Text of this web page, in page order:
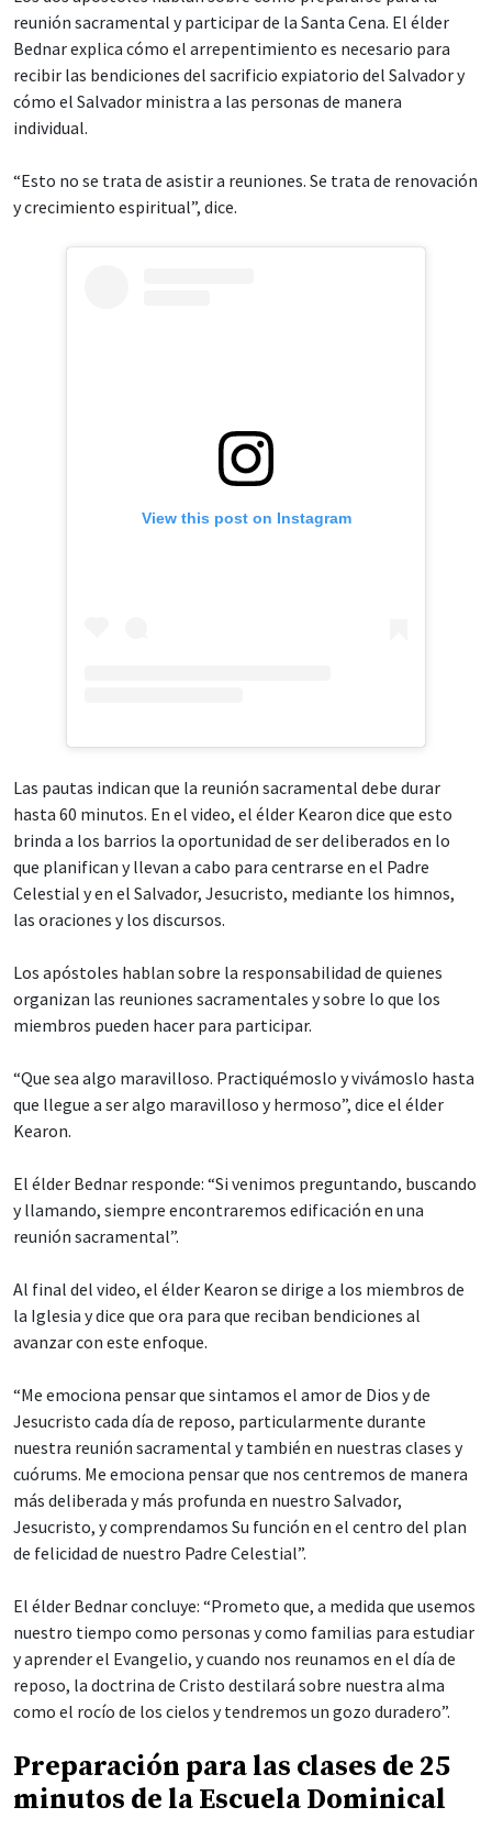
reunión sacramental y participar de la Santa Cena. El élder
Bednar explica cómo el arrepentimiento es necesario para
recibir las bendiciones del sacrificio expiatorio del Salvador y
cómo el Salvador ministra a las personas de manera
individual.
“Esto no se trata de asistir a reuniones. Se trata de renovación
y crecimiento espiritual”, dice.
View this post on Instagram
Las pautas indican que la reunión sacramental debe durar
hasta 60 minutos. En el video, el élder Kearon dice que esto
brinda a los barrios la oportunidad de ser deliberados en lo
que planifican y llevan a cabo para centrarse en el Padre
Celestial y en el Salvador, Jesucristo, mediante los himnos,
las oraciones y los discursos.
Los apóstoles hablan sobre la responsabilidad de quienes
organizan las reuniones sacramentales y sobre lo que los
miembros pueden hacer para participar.
“Que sea algo maravilloso. Practiquémoslo y vivámoslo hasta
que llegue a ser algo maravilloso y hermoso”, dice el élder
Kearon.
El élder Bednar responde: “Si venimos preguntando, buscando
y llamando, siempre encontraremos edificación en una
reunión sacramental”.
Al final del video, el élder Kearon se dirige a los miembros de
la Iglesia y dice que ora para que reciban bendiciones al
avanzar con este enfoque.
“Me emociona pensar que sintamos el amor de Dios y de
Jesucristo cada día de reposo, particularmente durante
nuestra reunión sacramental y también en nuestras clases y
cuórums. Me emociona pensar que nos centremos de manera
más deliberada y más profunda en nuestro Salvador,
Jesucristo, y comprendamos Su función en el centro del plan
de felicidad de nuestro Padre Celestial”.
El élder Bednar concluye: “Prometo que, a medida que usemos
nuestro tiempo como personas y como familias para estudiar
y aprender el Evangelio, y cuando nos reunamos en el día de
reposo, la doctrina de Cristo destilará sobre nuestra alma
como el rocío de los cielos y tendremos un gozo duradero”.
Preparación para las clases de 25
minutos de la Escuela Dominical